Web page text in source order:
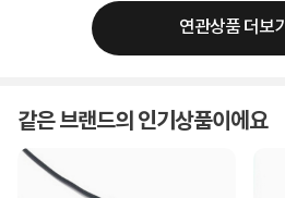
연관상품 더보기
같은 브랜드의 인기상품이에요